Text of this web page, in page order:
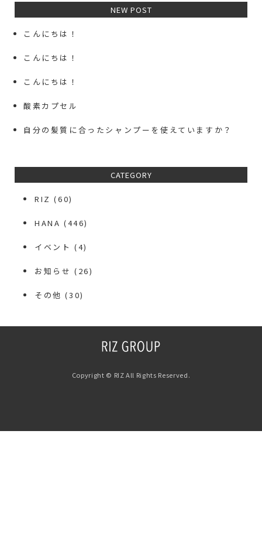
NEW POST
こんにちは！
こんにちは！
こんにちは！
酸素カプセル
自分の髪質に合ったシャンプーを使えていますか？
CATEGORY
RIZ (60)
HANA (446)
イベント (4)
お知らせ (26)
その他 (30)
Copyright © RIZ All Rights Reserved.